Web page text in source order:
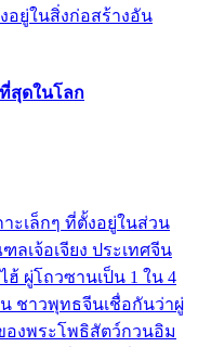
ยู่ในสิ่งก่อสร้างอัน
สุดในโลก
าะเล็กๆ ที่ตั้งอยู่ในส่วน
เจ้อเจียง ประเทศจีน
ผู่โถวซานเป็น 1 ใน 4
ชาวพุทธจีนเชื่อกันว่าผู่
งพระโพธิสัตว์กวนอิม